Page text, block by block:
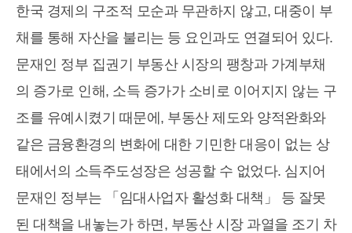
한국 경제의 구조적 모순과 무관하지 않고, 대중이 부
채를 통해 자산을 불리는 등 요인과도 연결되어 있다.
문재인 정부 집권기 부동산 시장의 팽창과 가계부채
의 증가로 인해, 소득 증가가 소비로 이어지지 않는 구
조를 유예시켰기 때문에, 부동산 제도와 양적완화와
같은 금융환경의 변화에 대한 기민한 대응이 없는 상
태에서의 소득주도성장은 성공할 수 없었다. 심지어
문재인 정부는 「임대사업자 활성화 대책」 등 잘못
된 대책을 내놓는가 하면, 부동산 시장 과열을 조기 차